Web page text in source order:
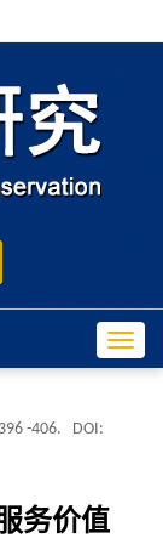
-406.
DOI:
务价值